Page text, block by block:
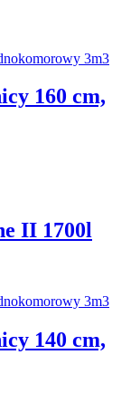
160 cm,
II 1700l
140 cm,